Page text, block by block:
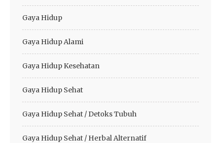
Gaya Hidup
Gaya Hidup Alami
Gaya Hidup Kesehatan
Gaya Hidup Sehat
Gaya Hidup Sehat / Detoks Tubuh
Gaya Hidup Sehat / Herbal Alternatif